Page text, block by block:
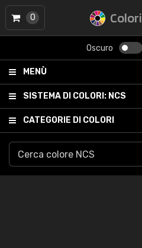
Colori
Oscuro
MENÙ
SISTEMA DI COLORI: NCS
CATEGORIE DI COLORI
0